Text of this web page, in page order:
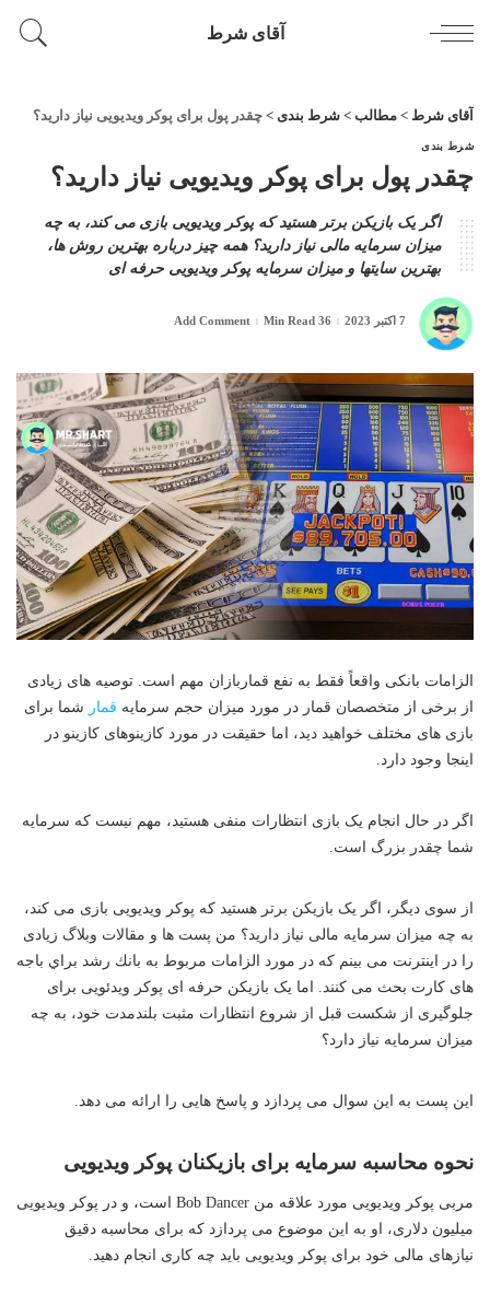
آقای شرط
آقای شرط > مطالب > شرط بندی > چقدر پول برای پوکر ویدیویی نیاز دارید؟
شرط بندی
چقدر پول برای پوکر ویدیویی نیاز دارید؟
اگر یک بازیکن برتر هستید که پوکر ویدیویی بازی می کند، به چه
میزان سرمایه مالی نیاز دارید؟ همه چیز درباره بهترین روش ها،
بهترین سایتها و میزان سرمایه پوکر ویدیویی حرفه ای
7 اکتبر 2023 36 Min Read
Add Comment
الزامات بانکی واقعاً فقط به نفع قماربازان مهم است. توصیه های زیادی
از برخی از متخصصان قمار در مورد میزان حجم سرمایه قمار شما برای
بازی های مختلف خواهید دید، اما حقیقت در مورد کازینوهای کازینو در
اینجا وجود دارد.
اگر در حال انجام یک بازی انتظارات منفی هستید، مهم نیست که سرمایه
شما چقدر بزرگ است.
از سوی دیگر، اگر یک بازیکن برتر هستید که پوکر ویدیویی بازی می کند،
به چه میزان سرمایه مالی نیاز دارید؟ من پست ها و مقالات وبلاگ زیادی
را در اینترنت می بینم که در مورد الزامات مربوط به بانك رشد براي باجه
های كارت بحث می كنند. اما یک بازیکن حرفه ای پوکر ویدئویی برای
جلوگیری از شکست قبل از شروع انتظارات مثبت بلندمدت خود، به چه
میزان سرمایه نیاز دارد؟
این پست به این سوال می پردازد و پاسخ هایی را ارائه می دهد.
نحوه محاسبه سرمایه برای بازیکنان پوکر ویدیویی
مربی پوکر ویدیویی مورد علاقه من Bob Dancer است، و در پوکر ویدیویی
میلیون دلاری، او به این موضوع می پردازد که برای محاسبه دقیق
نیازهای مالی خود برای پوکر ویدیویی باید چه کاری انجام دهید.